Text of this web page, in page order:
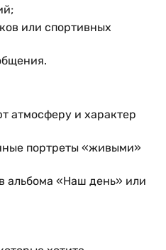
или спортивных
атмосферу и характер
портреты «живыми»
альбома «Наш день» или